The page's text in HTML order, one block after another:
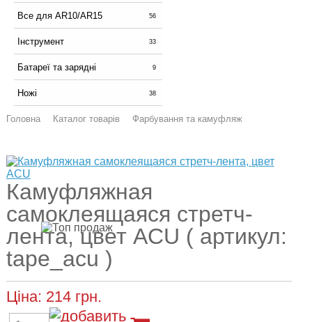
Все для AR10/AR15 56
Інструмент 33
Батареї та зарядні 9
Ножі 38
Головна Каталог товарів Фарбування та камуфляж
Камуфляжная
самоклеящаяся стретч-
лента, цвет ACU ( артикул:
tape_acu )
Ціна: 214 грн.